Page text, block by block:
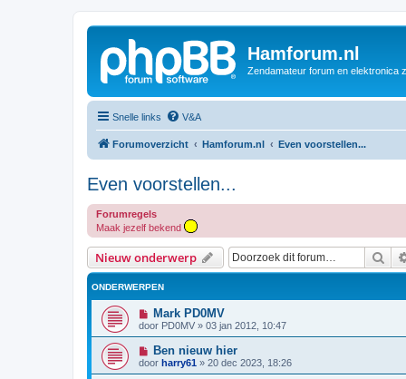
Hamforum.nl
Zendamateur forum en elektronica
Snelle links V&A
Forumoverzicht Hamforum.nl Even voorstellen...
Even voorstellen...
Forumregels
Maak jezelf bekend
Nieuw onderwerp
ONDERWERPEN
Mark PD0MV
door PD0MV » 03 jan 2012, 10:47
Ben nieuw hier
door harry61 » 20 dec 2023, 18:26